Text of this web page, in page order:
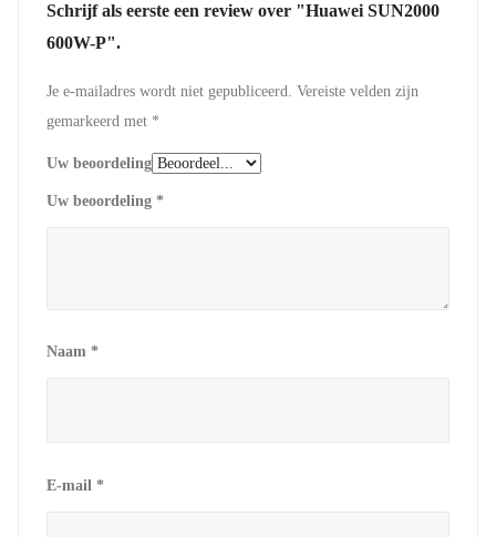
Schrijf als eerste een review over "Huawei SUN2000
600W-P".
Je e-mailadres wordt niet gepubliceerd. Vereiste velden zijn
gemarkeerd met *
Uw beoordeling
Uw beoordeling *
Naam *
E-mail *